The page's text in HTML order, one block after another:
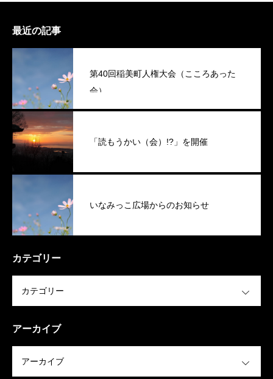
最近の記事
第40回稲美町人権大会（こころあった
会）
「読もうかい（会）!?」を開催
いなみっこ広場からのお知らせ
カテゴリー
アーカイブ